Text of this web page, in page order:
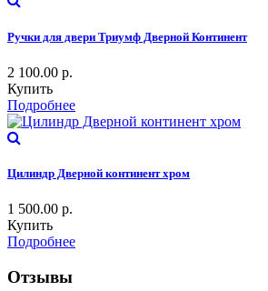
Ручки для двери Триумф Дверной Континент
2 100.00 р.
Купить
Подробнее
Цилиндр Дверной континент хром
1 500.00 р.
Купить
Подробнее
Отзывы